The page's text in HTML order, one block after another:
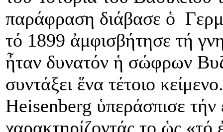
παράφραση διάβασε ὁ
τό 1899 ἀμφισβήτησε τή
ἦταν δυνατόν ἡ σώφρων
συντάξει ἕνα τέτοιο
Heisenberg ὑπεράσπισε τήν
χαρακτηρίζοντάς το ὡς «τό